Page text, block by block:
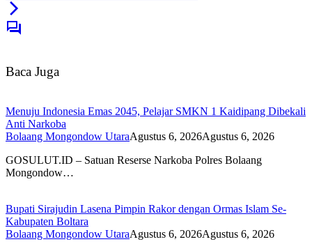
Baca Juga
Menuju Indonesia Emas 2045, Pelajar SMKN 1 Kaidipang Dibekali
Anti Narkoba
Bolaang Mongondow UtaraAgustus 6, 2026Agustus 6, 2026
GOSULUT.ID – Satuan Reserse Narkoba Polres Bolaang
Mongondow…
Bupati Sirajudin Lasena Pimpin Rakor dengan Ormas Islam Se-
Kabupaten Boltara
Bolaang Mongondow UtaraAgustus 6, 2026Agustus 6, 2026